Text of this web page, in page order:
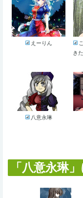
えーりん
き
八意永琳
「八意永琳